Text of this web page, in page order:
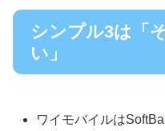
シンプル3は「
い」
ワイモバイルは